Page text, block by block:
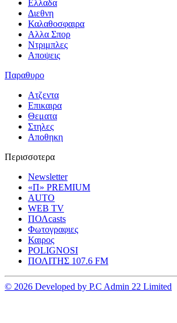
Ελλαδα
Διεθνη
Καλαθοσφαιρα
Αλλα Σπορ
Ντριμπλες
Αποψεις
Παραθυρο
Ατζεντα
Επικαιρα
Θεματα
Στηλες
Αποθηκη
Περισσοτερα
Newsletter
«Π» PREMIUM
AUTO
WEB TV
ΠΟΛcasts
Φωτογραφιες
Καιρος
POLIGNOSI
ΠΟΛΙΤΗΣ 107.6 FM
© 2026 Developed by P.C Admin 22 Limited